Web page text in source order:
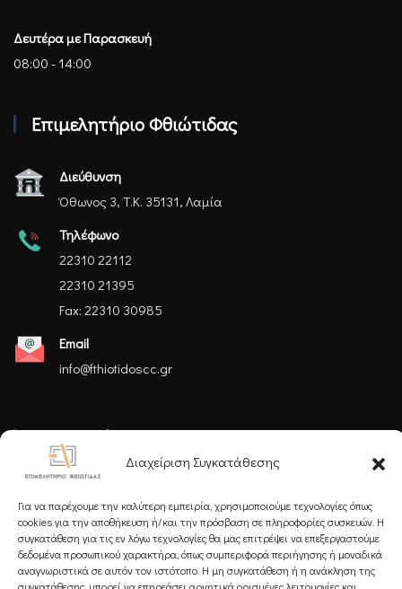
Διαχείριση Συγκατάθεσης
Για να παρέχουμε την καλύτερη εμπειρία, χρησιμοποιούμε τεχνολογίες όπως
cookies για την αποθήκευση ή/και την πρόσβαση σε πληροφορίες συσκευών. Η
συγκατάθεση για τις εν λόγω τεχνολογίες θα μας επιτρέψει να επεξεργαστούμε
δεδομένα προσωπικού χαρακτήρα, όπως συμπεριφορά περιήγησης ή μοναδικά
αναγνωριστικά σε αυτόν τον ιστότοπο. Η μη συγκατάθεση ή η ανάκληση της
Δευτέρα με Παρασκευή
08:00 - 14:00
Επιμελητήριο Φθιώτιδας
Διεύθυνση
Όθωνος 3, Τ.Κ. 35131, Λαμία
Τηλέφωνο
22310 22112
22310 21395
Fax: 22310 30985
Email
info@fthiotidoscc.gr
Ακολουθήστε μας
Εγγραφείτε στο Newsletter μας